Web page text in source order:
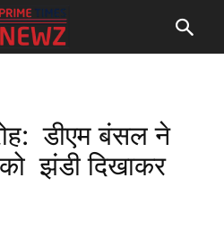
डीएम बंसल ने
झंडी दिखाकर